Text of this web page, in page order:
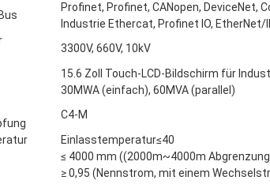
Profinet, Profinet, CANopen, DeviceNet,
Industrie Ethercat, Profinet IO, EtherNet/
3300V, 660V, 10kV
15.6 Zoll Touch-LCD-Bildschirm für
30MWA (einfach), 60MVA (parallel)
C4-M
Einlasstemperatur≤40
≤ 4000 mm ((2000m~4000m
≥ 0,95 (Nennstrom, mit einem